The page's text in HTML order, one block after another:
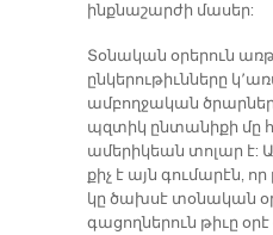
ինքնաշարժի մասեր:
Տօնական օրերուն
ընկերութիւնները
ամբողջական
պզտիկ ընտանիքի մը
ամերիկեան տոլար է:
քիչ է այն գումարէն,
կը ծախսէ տօնական
գացողներուն թիւը